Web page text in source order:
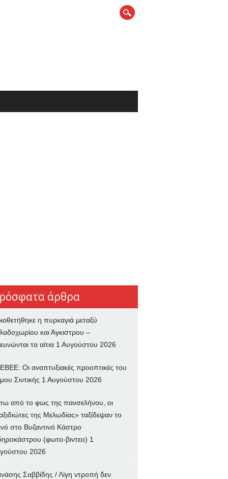
άρθρα
η πυρκαγιά μεταξύ
και Άγκιστρου –
τα αίτια 1 Αυγούστου 2026
Οι αναπτυξιακές προοπτικές του
Σιντικής 1 Αυγούστου 2026
από το φως της πανσελήνου, οι
της Μελωδίας» ταξίδεψαν το
στο Βυζαντινό Κάστρο
(φωτο-βιντεο) 1
2026
Σαββίδης / Λίγη ντροπή δεν